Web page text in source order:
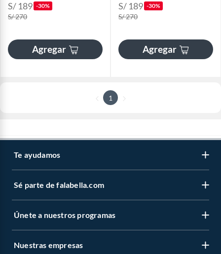
S/ 189 -30%
S/ 270
Agregar
S/ 189 -30%
S/ 270
Agregar
1
Te ayudamos
Sé parte de falabella.com
Únete a nuestros programas
Nuestras empresas